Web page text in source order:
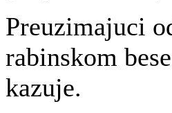
Preuzimajuci
rabinskom
kazuje.